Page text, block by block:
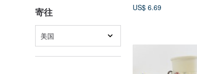
寄往
美国
US$ 6.69